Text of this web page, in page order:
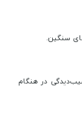
سنگین.
در هنگام